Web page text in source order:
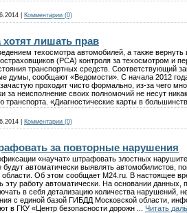
Комментарии (0)
хотят лишать прав
техосмотра автомобилей, а также
(РСА) контроля за техосмотром и
транспортных средств. Соответствующий
думы, сообщают «Ведомости». С начала 2012
проходит чисто формально, из-за чего
за неисполнение своих полномочий не несут
транспорта. «Диагностические карты в
Комментарии (0)
за повторные нарушения
«научат» штрафовать злостных
автоматически выявлять автомобилистов,
области. Об этом сообщает M24.ru. В настоящее
работу автоматически. На основании
в себя детализацию количества
с единой базой ГИБДД Московской области,
в ГКУ «Центр безопасности дорожн
Читать